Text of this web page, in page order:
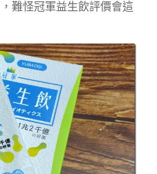
難怪冠軍益生飲評價會這